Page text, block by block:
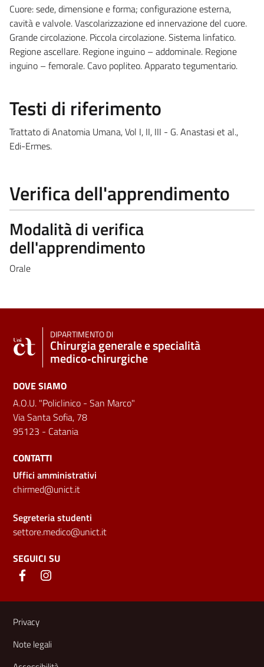
Cuore: sede, dimensione e forma; configurazione esterna,
cavità e valvole. Vascolarizzazione ed innervazione del cuore.
Grande circolazione. Piccola circolazione. Sistema linfatico.
Regione ascellare. Regione inguino – addominale. Regione
inguino – femorale. Cavo popliteo. Apparato tegumentario.
Testi di riferimento
Trattato di Anatomia Umana, Vol I, II, III - G. Anastasi et al.,
Edi-Ermes.
Verifica dell'apprendimento
Modalità di verifica
dell'apprendimento
Orale
DIPARTIMENTO DI
Chirurgia generale e specialità
medico‑chirurgiche
DOVE SIAMO
A.O.U. "Policlinico - San Marco"
Via Santa Sofia, 78
95123 - Catania
CONTATTI
Uffici amministrativi
chirmed@unict.it
Segreteria studenti
settore.medico@unict.it
SEGUICI SU
Link e informazioni utili
Privacy
Note legali